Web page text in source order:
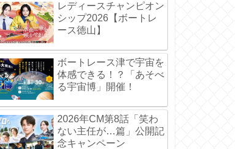
レディースチャンピオン
シップ2026【ボートレ
ース徳山】
ボートレース津で宇宙を
体感できる！？「あそべ
る宇宙博」開催！
2026年CM第8話「笑わ
ない主任が…篇」公開記
念キャンペーン